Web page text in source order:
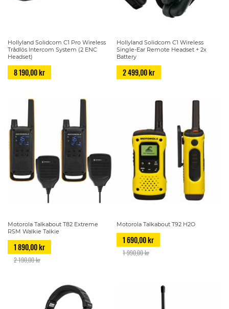
Hollyland Solidcom C1 Pro Wireless
Trådlös Intercom System (2 ENC
Headset)
8 190,00 kr
Hollyland Solidcom C1 Wireless
Single-Ear Remote Headset + 2x
Battery
2 499,00 kr
Motorola Talkabout T82 Extreme
RSM Walkie Talkie
1 890,00 kr
2 190,00 kr
Motorola Talkabout T92 H2O
1 690,00 kr
1 990,00 kr